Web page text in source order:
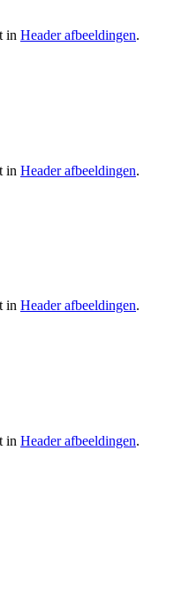
in Header afbeeldingen.
in Header afbeeldingen.
in Header afbeeldingen.
in Header afbeeldingen.